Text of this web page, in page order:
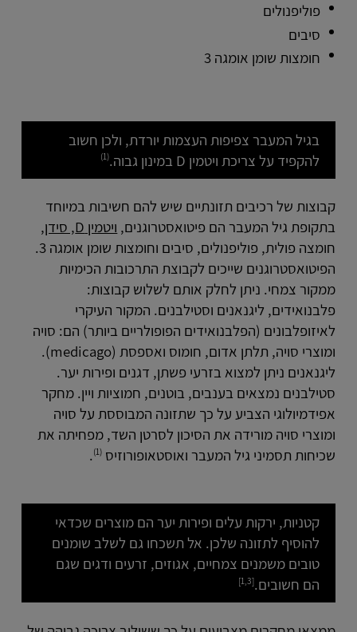
פוליפנולים
סיבים
חומצות שומן אומגה 3
בגיל המעבר צפיפות העצמות יורדת, ולכן חשוב
להקפיד על צריכת ויטמין D במינון גבוה.
(1)
קבוצות של רכיבים תזונתיים שיש להם חשיבות במיוחד
בתקופת גיל המעבר הם פיטואסטרוגנים, ויטמין D, סידן
,
חומצה פולית, פוליפנולים, סיבים וחומצות שומן אומגה 3.
הפיטואסטרוגנים שייכים לקבוצת התרכובות הכימיות
ממקור צמחי. ניתן לחלק אותם לשלוש קבוצות:
פלבנואידים, ליגנאנים וסטילבנים. המקור העיקרי
לאיזופלבונים (הפלבנואידים הפופולריים ביותר) הם: סויה
ומוצרי סויה, תלתן אדום, חומוס ואספסת (medicago).
ליגנאנים ניתן למצוא בזרעי פשתן, דגנים ופירות יער.
סטילבנים נמצאים בענבים, בוטנים, חמוציות ויין. מחקר
אפידמיולוגי הצביע על כך שתזונה המבוססת על סויה
ומוצרי סויה מורידה את הסיכון לסרטן השד, מפחיתה את
שכיחות תסמיני גיל המעבר ואוסטאופורוזיס (1)
.
קטניות, ירקות עלים ופירות יער הם מוצרים שכדאי
להוסיף לתזונה שלכן. אל תשכחו גם לשלב שומנים
טובים משמנים צמחיים, אגוזים, זרעים ודגים שגם
הם חשובים.[1,3]